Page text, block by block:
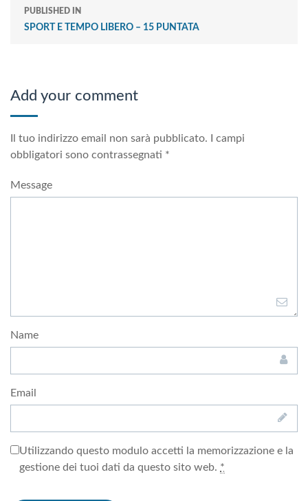
PUBLISHED IN
SPORT E TEMPO LIBERO – 15 PUNTATA
Add your comment
Il tuo indirizzo email non sarà pubblicato. I campi
obbligatori sono contrassegnati *
Message
Name
Email
Utilizzando questo modulo accetti la memorizzazione e la
gestione dei tuoi dati da questo sito web. *